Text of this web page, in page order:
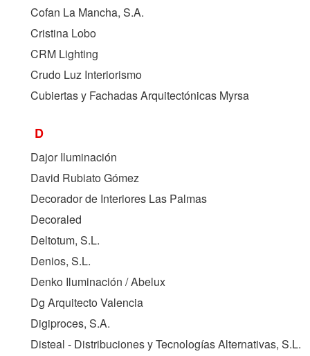
Cofan La Mancha, S.A.
Cristina Lobo
CRM Lighting
Crudo Luz Interiorismo
Cubiertas y Fachadas Arquitectónicas Myrsa
D
Dajor Iluminación
David Rubiato Gómez
Decorador de Interiores Las Palmas
Decoraled
Deltotum, S.L.
Denios, S.L.
Denko Iluminación / Abelux
Dg Arquitecto Valencia
Digiproces, S.A.
Disteal - Distribuciones y Tecnologías Alternativas, S.L.